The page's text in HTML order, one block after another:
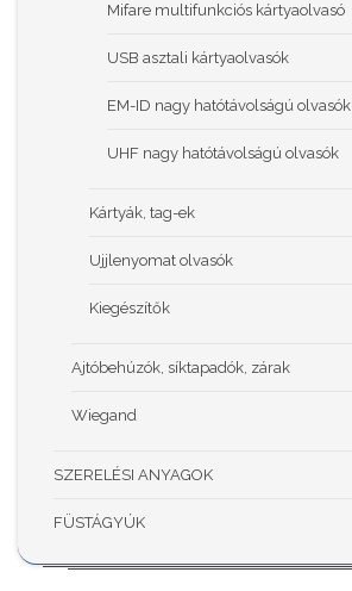
Mifare multifunkciós kártyaolvasó
USB asztali kártyaolvasók
EM-ID nagy hatótávolságú olvasók
UHF nagy hatótávolságú olvasók
Kártyák, tag-ek
Ujjlenyomat olvasók
Kiegészítők
Ajtóbehúzók, síktapadók, zárak
Wiegand
SZERELÉSI ANYAGOK
FÜSTÁGYÚK